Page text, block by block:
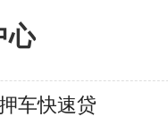
心
车快速贷